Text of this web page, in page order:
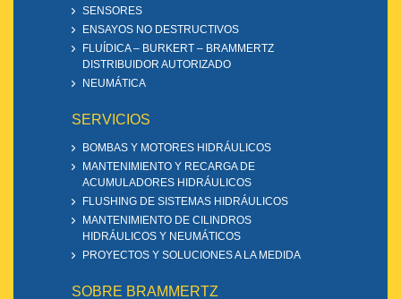
SENSORES
ENSAYOS NO DESTRUCTIVOS
FLUÍDICA – BURKERT – BRAMMERTZ
DISTRIBUIDOR AUTORIZADO
NEUMÁTICA
SERVICIOS
BOMBAS Y MOTORES HIDRÁULICOS
MANTENIMIENTO Y RECARGA DE
ACUMULADORES HIDRÁULICOS
FLUSHING DE SISTEMAS HIDRÁULICOS
MANTENIMIENTO DE CILINDROS
HIDRÁULICOS Y NEUMÁTICOS
PROYECTOS Y SOLUCIONES A LA MEDIDA
SOBRE BRAMMERTZ